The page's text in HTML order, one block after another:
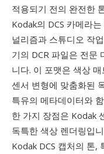
적용되기 전의 완전한
Kodak의 DCS 카메라
널리즘과 스튜디오 작
기의 DCR 파일은 전문
니다. 이 포맷은 색상
센서 변형에 맞춤화된
특유의 메타데이터와
한 가지 장점은 Kodak
독특한 색상 렌더링입
Kodak DCS 캡처의 톤,